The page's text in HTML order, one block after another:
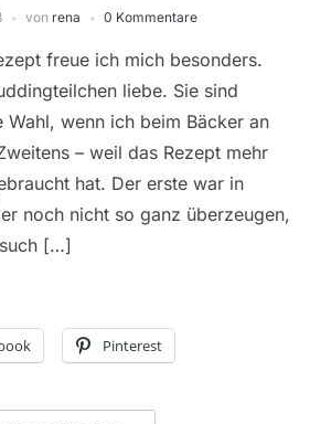
von rena 0 Kommentare
freue ich mich besonders.
liebe. Sie sind
wenn ich beim Bäcker an
– weil das Rezept mehr
hat. Der erste war in
noch nicht so ganz überzeugen,
[…]
Pinterest